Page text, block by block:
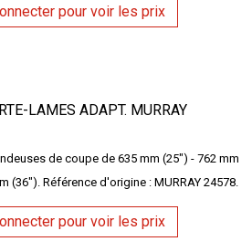
pour voir les prix
LAMES ADAPT. MURRAY
de coupe de 635 mm (25") - 762 mm
(36"). Référence d'origine : MURRAY 24578.
pour voir les prix